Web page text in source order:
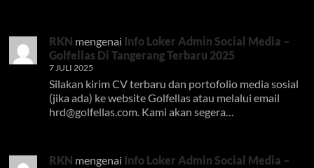
RKN mengenai Info Loker Admin Social Media –
Golfellas Di Tangerang Terbaru 2025
7 JULI 2025
Silakan kirim CV terbaru dan portofolio media sosial
(jika ada) ke website Golfellas atau melalui email
hrd@golfellas.com . Kami akan segera…
RKN mengenai Info Loker Admin Social Media –